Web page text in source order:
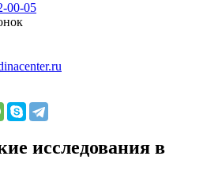
00-05
исследования в